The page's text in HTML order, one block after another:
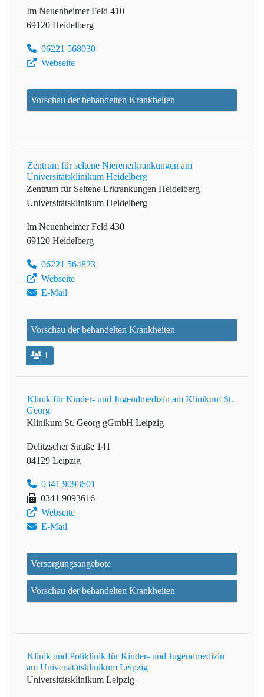
Im Neuenheimer Feld 410
69120 Heidelberg
06221 568030
Webseite
Vorschau der behandelten Krankheiten
Zentrum für seltene Nierenerkrankungen am
Universitätsklinikum Heidelberg
Zentrum für Seltene Erkrankungen Heidelberg
Universitätsklinikum Heidelberg
Im Neuenheimer Feld 430
69120 Heidelberg
06221 564823
Webseite
E-Mail
Vorschau der behandelten Krankheiten
1
Klinik für Kinder- und Jugendmedizin am Klinikum St.
Georg
Klinikum St. Georg gGmbH Leipzig
Delitzscher Straße 141
04129 Leipzig
0341 9093601
0341 9093616
Webseite
E-Mail
Versorgungsangebote
Vorschau der behandelten Krankheiten
Klinik und Poliklinik für Kinder- und Jugendmedizin
am Universitätsklinikum Leipzig
Universitätsklinikum Leipzig